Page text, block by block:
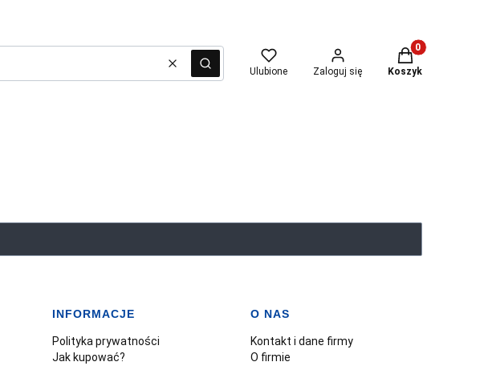
WyczyśćSzukaj Ulubione Zaloguj się
Produkty w
Koszyk
INFORMACJE
Polityka prywatności
Jak kupować?
O NAS
Kontakt i dane firmy
O firmie